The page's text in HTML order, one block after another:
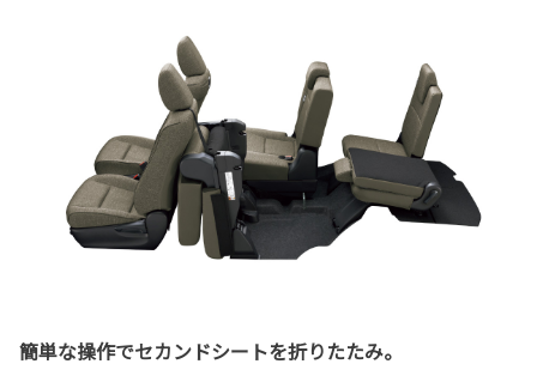
簡単な操作でセカンドシートを折りたたみ。